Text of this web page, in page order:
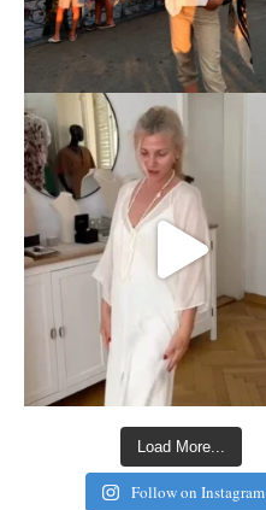
Load More...
Follow on Instagram